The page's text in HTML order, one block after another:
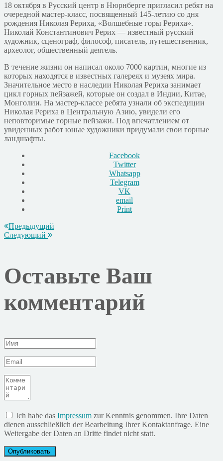
18 октября в Русский центр в Нюрнберге пригласил ребят на
очередной мастер-класс, посвященный 145-летию со дня
рождения Николая Рериха, «Волшебные горы Рериха».
Николай Константинович Рерих — известный русский
художник, сценограф, философ, писатель, путешественник,
археолог, общественный деятель.
В течение жизни он написал около 7000 картин, многие из
которых находятся в известных галереях и музеях мира.
Значительное место в наследии Николая Рериха занимает
цикл горных пейзажей, которые он создал в Индии, Китае,
Монголии. На мастер-классе ребята узнали об экспедиции
Николая Рериха в Центральную Азию, увидели его
неповторимые горные пейзажи. Под впечатлением от
увиденных работ юные художники придумали свои горные
ландшафты.
Facebook
Twitter
Whatsapp
Telegram
VK
email
Print
Предыдущий
Следующий
Оставьте Ваш
комментарий
Ich habe das Impressum zur Kenntnis genommen. Ihre Daten
dienen ausschließlich der Bearbeitung Ihrer Kontaktanfrage. Eine
Weitergabe der Daten an Dritte findet nicht statt.